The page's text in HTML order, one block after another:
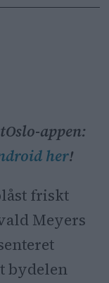
appen:
her!
friskt
Meyers
bydelen